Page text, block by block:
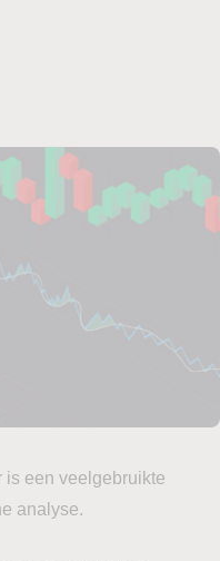
is een veelgebruikte
analyse.